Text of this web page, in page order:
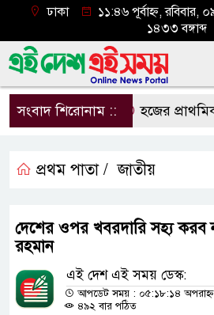
ঢাকা
১১:৪৬ পূর্বাহ্ন, রবিবার,
১৪৩৩ বঙ্গাব্দ
সংবাদ শিরোনাম :: হজের
প্রথম পাতা / জাতীয়
দেশের ওপর খবরদারি সহ্য করব
রহমান
এই দেশ এই সময় ডেস্ক:
আপডেট সময় : ০৫:১৮:১৪ অপরাহ্ন,
৪৯২ বার পঠিত